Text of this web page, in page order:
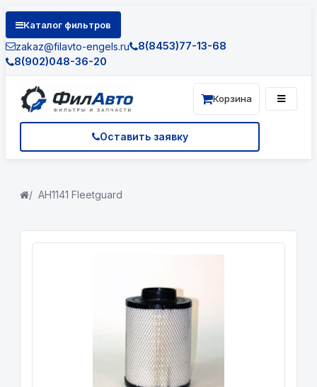
Каталог фильтров
zakaz@filavto-engels.ru
8(8453)77-13-68
8(902)048-36-20
Оставить заявку
Корзина
AH1141 Fleetguard